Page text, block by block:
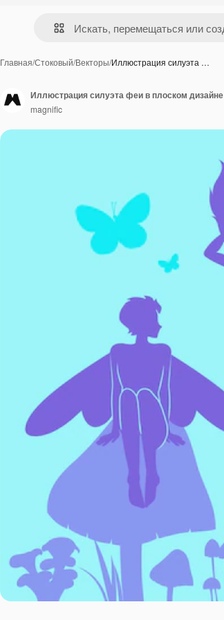
Главная/Стоковый/Векторы/Иллюстрация силуэта …
Иллюстрация силуэта феи в плоском дизайне
magnific